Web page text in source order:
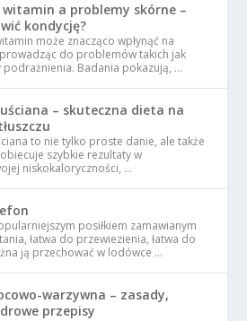
a problemy skórne –
kondycję?
może znacząco wpłynąć na
do problemów takich jak
podrażnienia. Badania pokazują, …
– skuteczna dieta na
to nie tylko proste danie, ale także
szybkie rezultaty w
niskokaloryczności, …
posiłkiem zamawianym
łatwa do przewiezienia, łatwa do
ją przechować w lodówce …
warzywna – zasady,
przepisy